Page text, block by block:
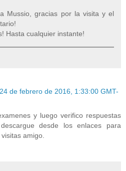
Mussio, gracias por la visita y el
Hasta cualquier instante!
de febrero de 2016, 1:33:00 GMT-
y luego verifico respuestas
desde los enlaces para
amigo.